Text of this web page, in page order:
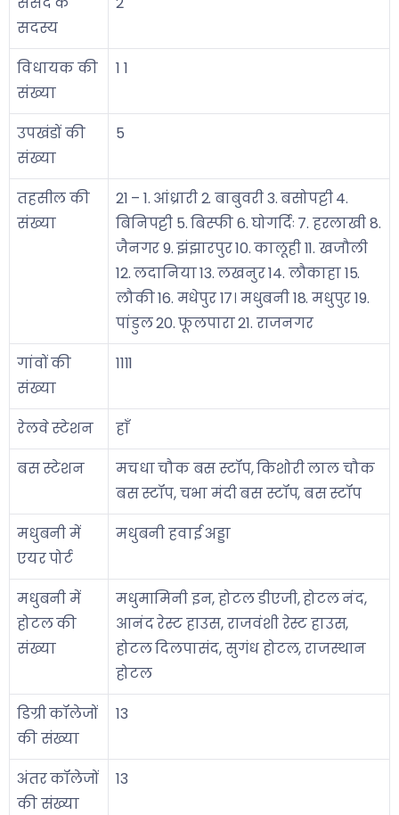
सदस्य
विधायक की
संख्या
1 1
उपखंडों की
संख्या
5
तहसील की
संख्या
21 – 1. आंध्रारी 2. बाबुवरी 3. बसोपट्टी 4.
बिनिपट्टी 5. बिस्फी 6. घोगर्दिः 7. हरलाखी 8.
जैनगर 9. झंझारपुर 10. कालूही 11. खजौली
12. लदानिया 13. लखनुर 14. लौकाहा 15.
लौकी 16. मधेपुर 17। मधुबनी 18. मधुपुर 19.
पांडुल 20. फूलपारा 21. राजनगर
गांवों की
संख्या
1111
रेलवे स्टेशन
हाँ
बस स्टेशन
मचधा चौक बस स्टॉप, किशोरी लाल चौक
बस स्टॉप, चभा मंदी बस स्टॉप, बस स्टॉप
मधुबनी में
एयर पोर्ट
मधुबनी हवाई अड्डा
मधुबनी में
होटल की
संख्या
मधुमामिनी इन, होटल डीएजी, होटल नंद,
आनंद रेस्ट हाउस, राजवंशी रेस्ट हाउस,
होटल दिलपासंद, सुगंध होटल, राजस्थान
होटल
डिग्री कॉलेजों
की संख्या
13
अंतर कॉलेजों
की संख्या
13